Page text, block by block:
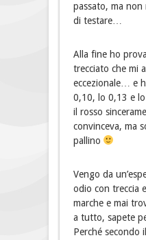
passato, ma non
di testare…
Alla fine ho
trecciato che mi
eccezionale… e
0,10, lo 0,13 e
il rosso
convinceva, ma
pallino
Vengo da
odio con treccia
marche e mai
a tutto, sapete
Perché secondo